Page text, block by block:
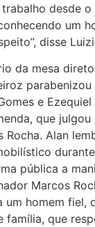
desde o
um
disse
da mesa
e Ezequiel
que julgou
Rocha. Alan
pública a
Marcos
um homem fiel,
família, que